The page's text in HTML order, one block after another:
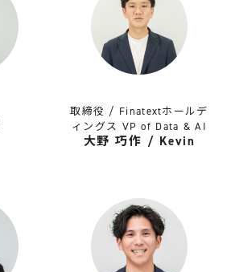
取締役 / Finatextホールデ
ィングス VP of Data & AI
大野 巧作 / Kevin